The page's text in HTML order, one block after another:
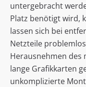
untergebracht
Platz benötigt wird,
lassen sich bei
Netzteile
Herausnehmen des
lange Grafikkarten
unkomplizierte